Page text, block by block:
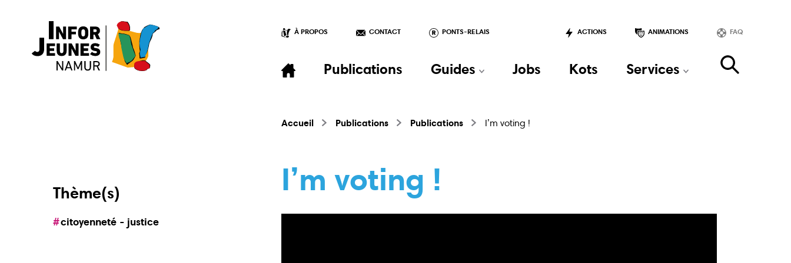
À PROPOS CONTACT PONTS-RELAIS ACTIONS ANIMATIONS FAQ
Publications Guides Jobs Kots Services
Accueil Publications Publications I’m voting !
I’m voting !
Thème(s)
citoyenneté - justice